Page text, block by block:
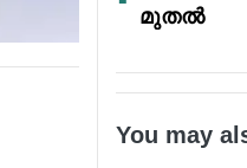
മുതൽ
You may